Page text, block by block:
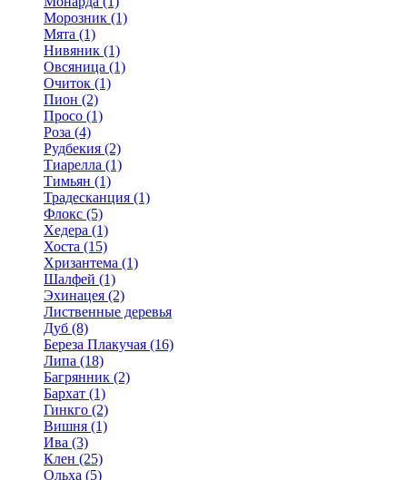
Морозник (1)
Мята (1)
Нивяник (1)
Овсяница (1)
Очиток (1)
Пион (2)
Просо (1)
Роза (4)
Рудбекия (2)
Тиарелла (1)
Тимьян (1)
Традесканция (1)
Флокс (5)
Хедера (1)
Хоста (15)
Хризантема (1)
Шалфей (1)
Эхинацея (2)
Лиственные деревья
Дуб (8)
Береза Плакучая (16)
Липа (18)
Багрянник (2)
Бархат (1)
Гинкго (2)
Вишня (1)
Ива (3)
Клен (25)
Ольха (5)